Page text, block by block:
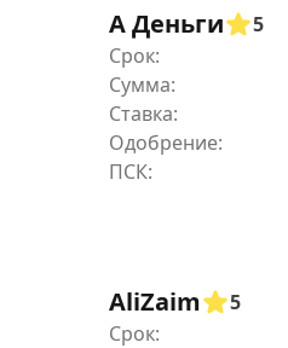
А Деньги
5
Срок:
Сумма:
Ставка:
Одобрение:
AliZaim
5
Срок: